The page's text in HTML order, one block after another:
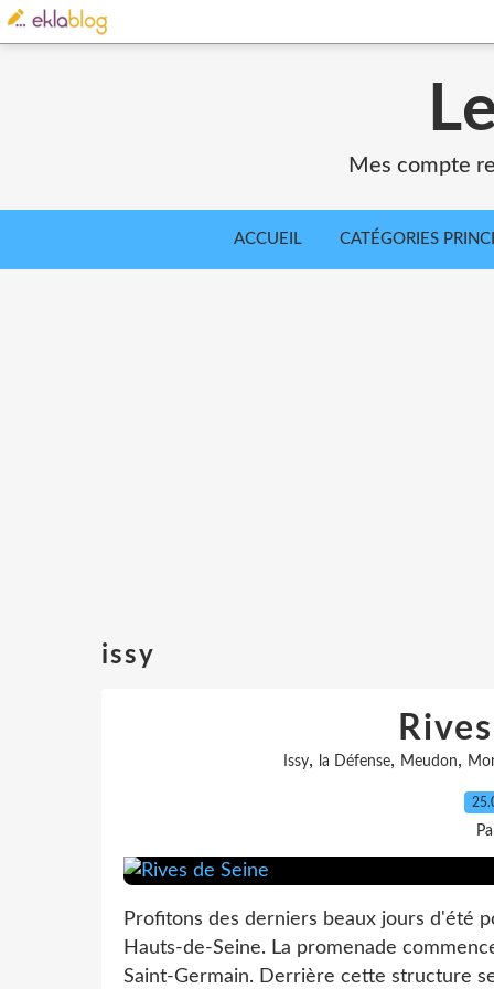
Mes compte
ACCUEIL CATÉGORIES
issy
Issy, la Défense, Meudon,
Profitons des derniers beaux jours d'été
Hauts-de-Seine. La promenade
Saint-Germain. Derrière cette structure